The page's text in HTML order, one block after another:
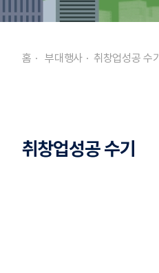
홈 부대행사 취창업성공 수기
취창업성공 수기